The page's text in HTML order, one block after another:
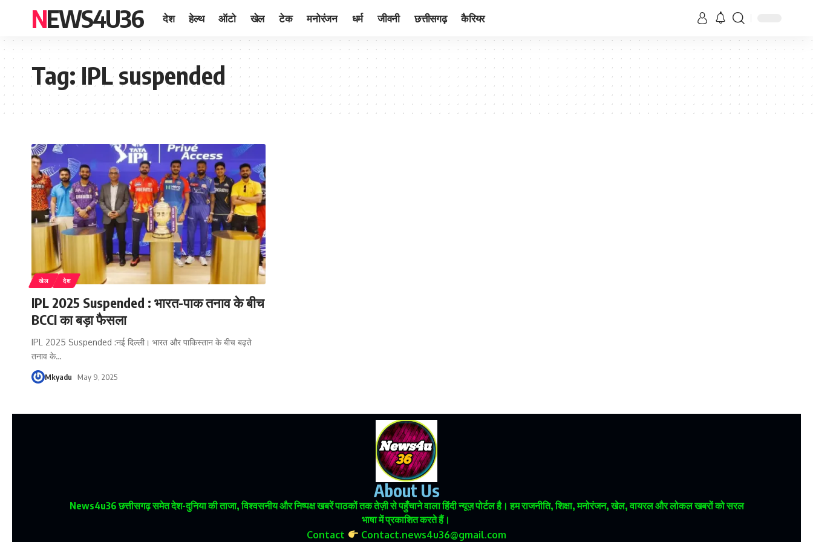
NEWS4U36 देश हेल्थ ऑटो खेल टेक मनोरंजन धर्म जीवनी छत्तीसगढ़ कैरियर
Tag:IPL suspended
खेल देश
IPL 2025 Suspended : भारत-पाक तनाव के बीच
BCCI का बड़ा फैसला
IPL 2025 Suspended :नई दिल्‍ली। भारत और पाकिस्तान के बीच बढ़ते
तनाव के…
Mkyadu May 9, 2025
About Us
News4u36छत्तीसगढ़ समेत देश-दुनिया की ताजा, विश्वसनीय और निष्पक्ष खबरें पाठकों तक तेज़ी से पहुँचाने वाला हिंदी न्यूज़ पोर्टल है। हम राजनीति, शिक्षा, मनोरंजन, खेल, वायरल और लोकल खबरों को सरल
भाषा में प्रकाशित करते हैं।
Contact
Contact.news4u36@gmail.com